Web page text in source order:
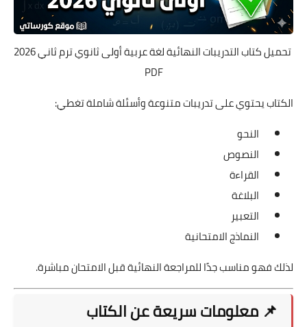
تحميل كتاب التدريبات النهائية لغة عربية أولى ثانوي ترم ثاني 2026
PDF
الكتاب يحتوي على تدريبات متنوعة وأسئلة شاملة تغطي:
النحو
النصوص
القراءة
البلاغة
التعبير
النماذج الامتحانية
لذلك فهو مناسب جدًا للمراجعة النهائية قبل الامتحان مباشرة.
📌 معلومات سريعة عن الكتاب